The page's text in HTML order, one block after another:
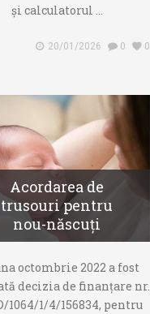
și calculatorul ...
20/01/2026 0 0
Acordarea de
trusouri pentru
nou-născuți
octombrie 2022 a fost
decizia de finanțare nr.
1064/1/4/156834, pentru